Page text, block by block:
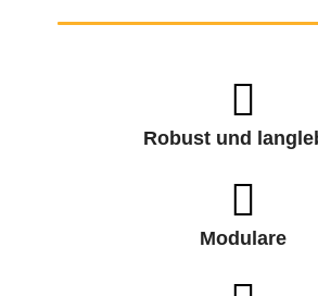
Robust und
Modulare